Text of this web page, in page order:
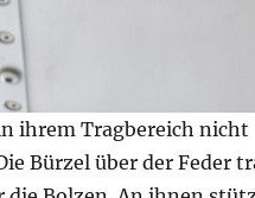
ihrem Tragbereich nicht
Bürzel über der Feder